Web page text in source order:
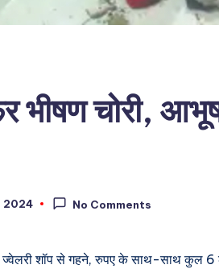
भीषण चोरी,
2024 No Comments
ज्वेलरी शॉप से गहने, रुपए के साथ-साथ कुल 6